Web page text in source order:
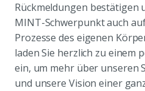
Rückmeldungen bestätigen
MINT-Schwerpunkt auch
Prozesse des eigenen
laden Sie herzlich zu einem
ein, um mehr über unseren
und unsere Vision einer